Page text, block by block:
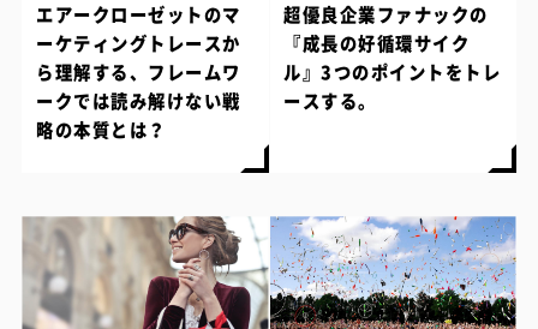
エアークローゼットのマ
ーケティングトレースか
ら理解する、フレームワ
ークでは読み解けない戦
略の本質とは？
超優良企業ファナックの
『成長の好循環サイク
ル』3つのポイントをトレ
ースする。